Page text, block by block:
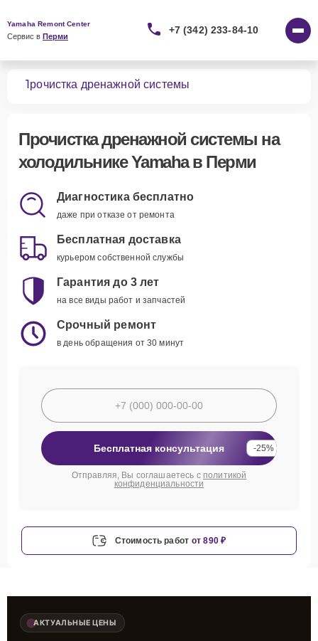
Yamaha Remont Center
Сервис в Перми
+7 (342) 233-84-10
Прочистка дренажной системы
Прочистка дренажной системы на
холодильнике Yamaha в Перми
Диагностика бесплатно
даже при отказе от ремонта
Бесплатная доставка
курьером собственной службы
Гарантия до 3 лет
на все виды работ и запчастей
Срочный ремонт
в день обращения от 30 минут
Бесплатная консультация -25%
Отправляя, Вы соглашаетесь с политикой
конфиденциальности
Стоимость работ от 890 ₽
АКТУАЛЬНЫЕ ЦЕНЫ